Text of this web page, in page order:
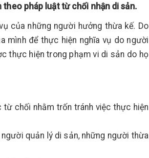
pháp luật từ chối nhận di sản.
của những người hưởng thừa kế. Do
mình để thực hiện nghĩa vụ do người
thực hiện trong phạm vi di sản do họ
chối nhằm trốn tránh việc thực hiện
quản lý di sản, những người thừa